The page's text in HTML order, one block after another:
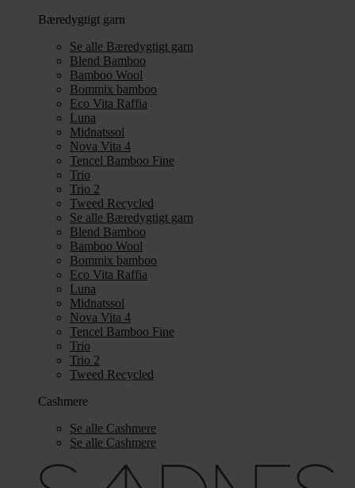
Bæredygtigt garn
Se alle Bæredygtigt garn
Blend Bamboo
Bamboo Wool
Bommix bamboo
Eco Vita Raffia
Luna
Midnatssol
Nova Vita 4
Tencel Bamboo Fine
Trio
Trio 2
Tweed Recycled
Se alle Bæredygtigt garn
Blend Bamboo
Bamboo Wool
Bommix bamboo
Eco Vita Raffia
Luna
Midnatssol
Nova Vita 4
Tencel Bamboo Fine
Trio
Trio 2
Tweed Recycled
Cashmere
Se alle Cashmere
Se alle Cashmere